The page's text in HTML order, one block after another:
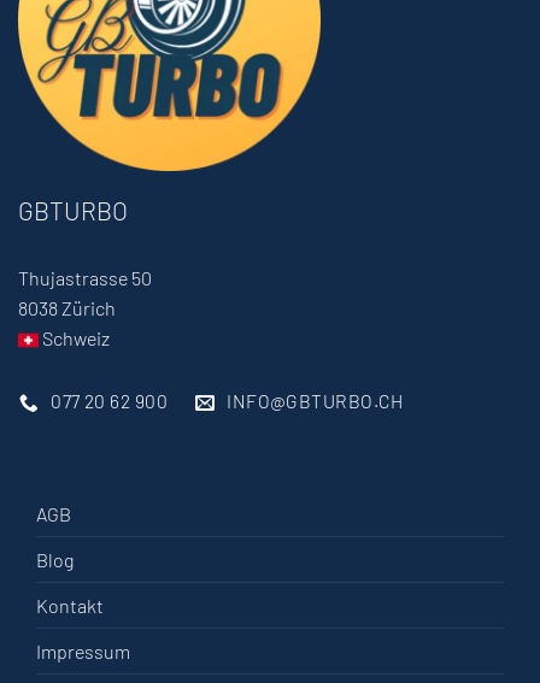
GBTURBO
Thujastrasse 50
8038 Zürich
Schweiz
077 20 62 900 INFO@GBTURBO.CH
AGB
Blog
Kontakt
Impressum